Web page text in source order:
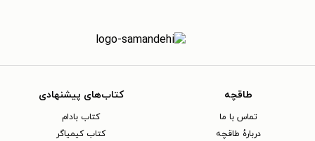
طاقچه
تماس با ما
دربارهٔ طاقچه
کتاب‌های پیشنهادی
کتاب بادام
کتاب کیمیاگر